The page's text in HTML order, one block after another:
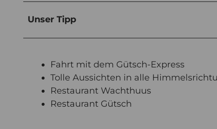
Unser Tipp
Fahrt mit dem Gütsch-Express
Tolle Aussichten in alle
Restaurant Wachthuus
Restaurant Gütsch